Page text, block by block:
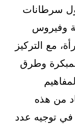
سرطانات
وفيروس
مع التركيز
وطرق
من هذه
في توجيه عدد